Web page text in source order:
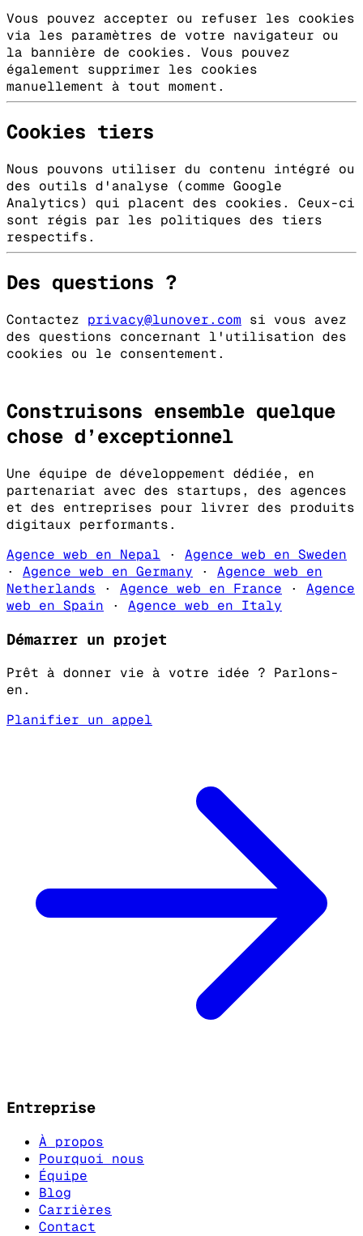
Vous pouvez accepter ou refuser les cookies
via les paramètres de votre navigateur ou
la bannière de cookies. Vous pouvez
également supprimer les cookies
manuellement à tout moment.
Cookies tiers
Nous pouvons utiliser du contenu intégré ou
des outils d'analyse (comme Google
Analytics) qui placent des cookies. Ceux-ci
sont régis par les politiques des tiers
respectifs.
Des questions ?
Contactez privacy@lunover.com si vous avez
des questions concernant l'utilisation des
cookies ou le consentement.
Construisons ensemble quelque
chose d’exceptionnel
Une équipe de développement dédiée, en
partenariat avec des startups, des agences
et des entreprises pour livrer des produits
digitaux performants.
Agence web en Nepal · Agence web en Sweden
· Agence web en Germany · Agence web en
Netherlands · Agence web en France · Agence
web en Spain · Agence web en Italy
Démarrer un projet
Prêt à donner vie à votre idée ? Parlons-
en.
Planifier un appel
Entreprise
À propos
Pourquoi nous
Équipe
Blog
Carrières
Contact